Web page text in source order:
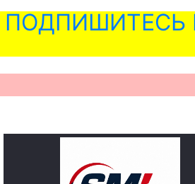
ПОДПИШИТЕСЬ